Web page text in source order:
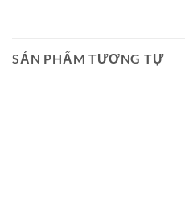
SẢN PHẨM TƯƠNG TỰ